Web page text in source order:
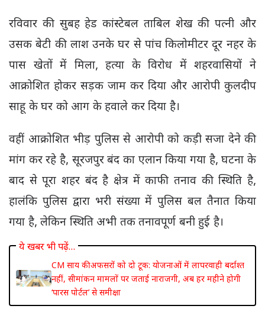
रविवार की सुबह हेड कांस्टेबल ताबिल शेख की पत्नी और
उसक बेटी की लाश उनके घर से पांच किलोमीटर दूर नहर के
पास खेतों में मिला, हत्या के विरोध में शहरवासियों ने
आक्रोशित होकर सड़क जाम कर दिया और आरोपी कुलदीप
साहू के घर को आग के हवाले कर दिया है।
वहीं आक्रोशित भीड़ पुलिस से आरोपी को कड़ी सजा देने की
मांग कर रहे है, सूरजपुर बंद का एलान किया गया है, घटना के
बाद से पूरा शहर बंद है क्षेत्र में काफी तनाव की स्थिति है,
हालंकि पुलिस द्वारा भरी संख्या में पुलिस बल तैनात किया
गया है, लेकिन स्थिति अभी तक तनावपूर्ण बनी हुई है।
ये खबर भी पढ़ें…
CM साय की अफसरों को दो टूक: योजनाओं में लापरवाही बर्दाश्त
नहीं, सीमांकन मामलों पर जताई नाराजगी, अब हर महीने होगी
‘पारस पोर्टल’ से समीक्षा